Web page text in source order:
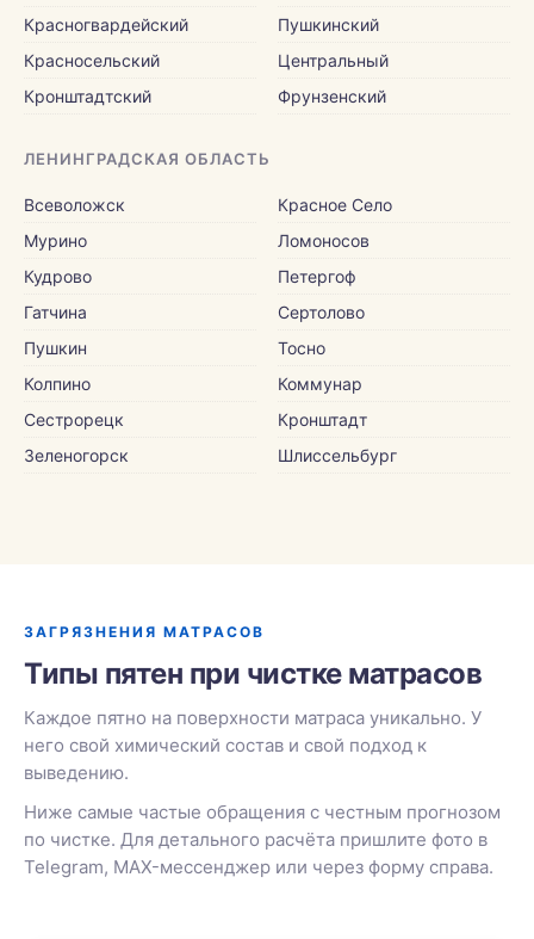
Красногвардейский
Красносельский
Кронштадтский
Пушкинский
Центральный
Фрунзенский
ЛЕНИНГРАДСКАЯ ОБЛАСТЬ
Всеволожск
Мурино
Кудрово
Гатчина
Пушкин
Колпино
Сестрорецк
Зеленогорск
Красное Село
Ломоносов
Петергоф
Сертолово
Тосно
Коммунар
Кронштадт
Шлиссельбург
ЗАГРЯЗНЕНИЯ МАТРАСОВ
Типы пятен при чистке матрасов
Каждое пятно на поверхности матраса уникально. У
него свой химический состав и свой подход к
выведению.
Ниже самые частые обращения с честным прогнозом
по чистке. Для детального расчёта пришлите фото в
Telegram, MAX-мессенджер или через форму справа.